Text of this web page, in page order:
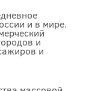
и в мире.
и
и